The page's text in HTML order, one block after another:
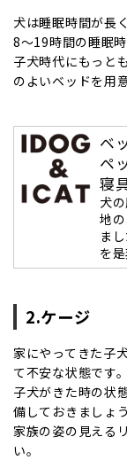
犬は睡眠時間が長
8〜19時間の睡眠時
子犬時代にもっと
のよいベッドを用
ベ
ペ
寝
犬
地
ま
を
2.ケージ
家にやってきた子
て不安な状態です。
子犬がきた時の状
備しておきましょう
家族の姿の見える
い。